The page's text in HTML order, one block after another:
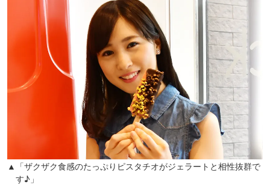
▲「ザクザク食感のたっぷりピスタチオがジェラートと相性抜群で
す♪」